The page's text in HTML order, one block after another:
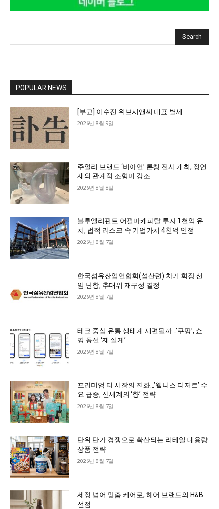
Search
POPULAR NEWS
[부고] 이수진 위브시앤씨 대표 별세
2026년 8월 9일
주얼리 브랜드 ‘비아연’ 론칭 전시 개최, 정연
재의 관계적 조형미 강조
2026년 8월 8일
블루엘리펀트 어펄마캐피탈 투자 1천억 유
치, 법적 리스크 속 기업가치 4천억 인정
2026년 8월 7일
한국섬유산업연합회(섬산련) 차기 회장 선
임 난항, 추대위 재구성 결정
2026년 8월 7일
테크 중심 유통 생태계 재편될까…’쿠팡’, 쇼
핑 동선 ‘재 설계’
2026년 8월 7일
프리미엄 티 시장의 진화…’웰니스 디저트’ 수
요 급증, 신세계의 ‘향’ 전략
2026년 8월 7일
단위 단가 경쟁으로 확산되는 리테일 대용량
상품 전략
2026년 8월 7일
세정 넘어 맞춤 케어로, 헤어 브랜드의 H&B
선점